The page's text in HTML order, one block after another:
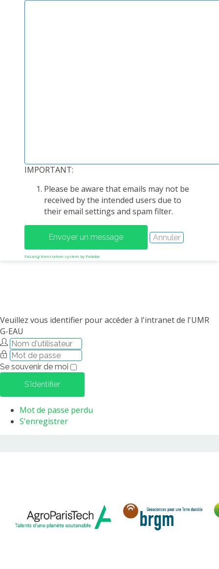
FORMATION DOCTORALE
THÈSES EN COURS
PRODUCTION
MÉTHODES ET OUTILS
PUBLICATIONS SUR HAL
NOS TRAVAUX EN VIDÉO
IMPORTANT:
Please be aware that emails may not be
received by the intended users due to
their email settings and spam filter.
FaLang translation system by Faboba
Veuillez vous identifier pour accéder à l'intranet de l'UMR
G-EAU
Se souvenir de moi
S'identifier
Mot de passe perdu
S'enregistrer